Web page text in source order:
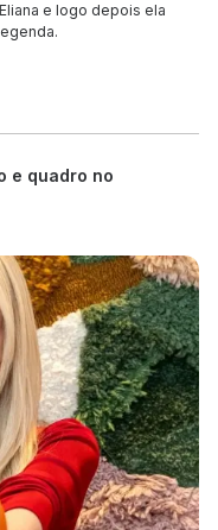
e logo depois ela
e quadro no